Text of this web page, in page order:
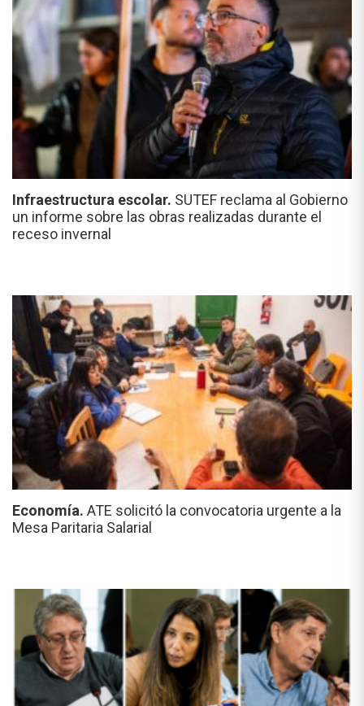
Infraestructura escolar. SUTEF reclama al Gobierno
un informe sobre las obras realizadas durante el
receso invernal
Economía. ATE solicitó la convocatoria urgente a la
Mesa Paritaria Salarial